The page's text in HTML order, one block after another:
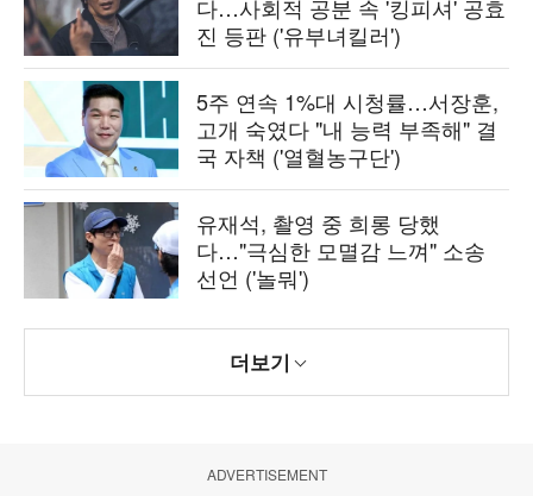
다…사회적 공분 속 '킹피셔' 공효
진 등판 ('유부녀킬러')
5주 연속 1%대 시청률…서장훈,
고개 숙였다 "내 능력 부족해" 결
국 자책 ('열혈농구단')
유재석, 촬영 중 희롱 당했
다…"극심한 모멸감 느껴" 소송
선언 ('놀뭐')
더보기
ADVERTISEMENT